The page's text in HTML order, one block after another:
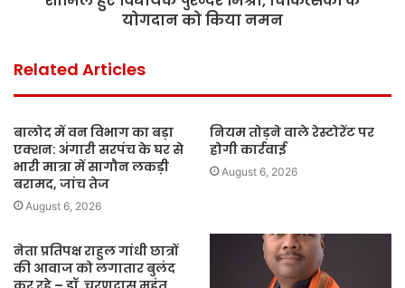
योगदान को किया नमन
Related Articles
बालोद में वन विभाग का बड़ा
एक्शन: अंगारी सरपंच के घर से
भारी मात्रा में सागौन लकड़ी
बरामद, जांच तेज
August 6, 2026
नियम तोड़ने वाले रेस्टोरेंट पर
होगी कार्रवाई
August 6, 2026
नेता प्रतिपक्ष राहुल गांधी छात्रों
की आवाज को लगातार बुलंद